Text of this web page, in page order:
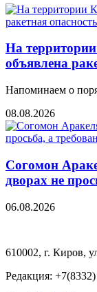
На
объявлена
Напоминаем о
08.08.2026
Согомон
дворах не
06.08.2026
610002, г. Киров,
Редакция: